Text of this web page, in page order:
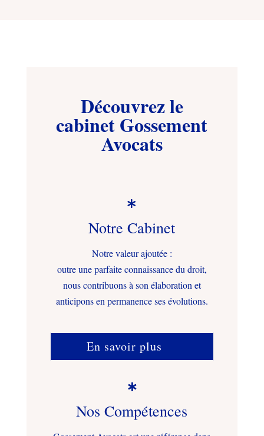
Découvrez le
cabinet Gossement
Avocats

Notre Cabinet
Notre valeur ajoutée :
outre une parfaite connaissance du droit,
nous contribuons à son élaboration et
anticipons en permanence ses évolutions.
En savoir plus

Nos Compétences